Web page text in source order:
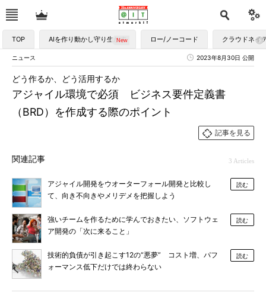
TOP AIを作り動かし守り生かす ロー/ノーコード クラウドネイ
ニュース 2023年8月30日 公開
アジャイル環境で必須 ビジネス要件定義書
（BRD）を作成する際のポイント
どう作るか、どう活用するか
記事を見る
関連記事 3 Articles
アジャイル開発をウオーターフォール開発と比較し
て、向き不向きやメリデメを把握しよう
読む
強いチームを作るために学んでおきたい、ソフトウェ
ア開発の「次に来ること」
読む
技術的負債が引き起こす12の“悪夢” コスト増、パフ
ォーマンス低下だけでは終わらない
読む